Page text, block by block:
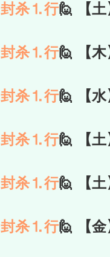
封杀⒈行🙋 【
封杀⒈行🙋 【
封杀⒈行🙋 【
封杀⒈行🙋 【
封杀⒈行🙋 【
封杀⒈行🙋 【